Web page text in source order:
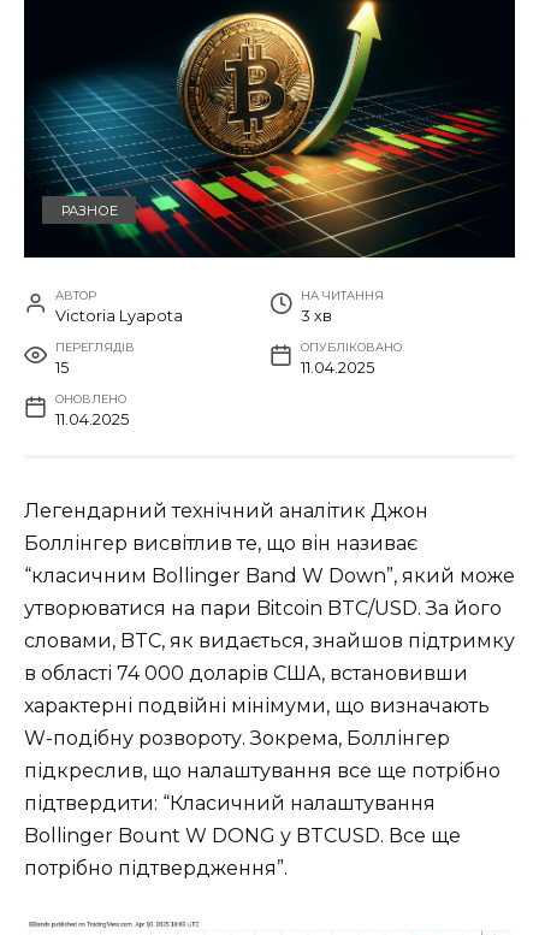
РАЗНОЕ
АВТОР
Victoria Lyapota
НА ЧИТАННЯ
3 хв
ПЕРЕГЛЯДІВ
15
ОПУБЛІКОВАНО
11.04.2025
ОНОВЛЕНО
11.04.2025
Легендарний технічний аналітик Джон
Боллінгер висвітлив те, що він називає
“класичним Bollinger Band W Down”, який може
утворюватися на пари Bitcoin BTC/USD. За його
словами, BTC, як видається, знайшов підтримку
в області 74 000 доларів США, встановивши
характерні подвійні мінімуми, що визначають
W-подібну розвороту. Зокрема, Боллінгер
підкреслив, що налаштування все ще потрібно
підтвердити: “Класичний налаштування
Bollinger Bount W DONG у BTCUSD. Все ще
потрібно підтвердження”.